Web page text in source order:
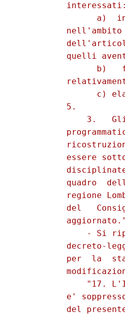
a)
quelli
b)
c)
          5.
3.
essere
quadro
regione
del
- Si
decreto-
per  la
"17.
e'